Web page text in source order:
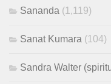
Sananda (1,119)
Sanat Kumara (104)
Sandra Walter